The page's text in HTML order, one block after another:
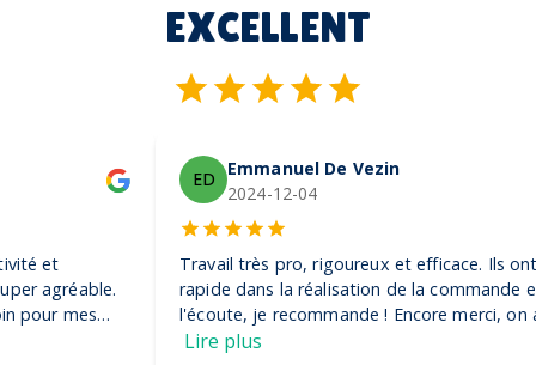
EXCELLENT
Emmanuel De Vezin
2024-12-04
Travail très pro, rigoureux et efficace. Ils ont été très
rapide dans la réalisation de la commande et très à
l'écoute, je recommande ! Encore merci, on adore nos